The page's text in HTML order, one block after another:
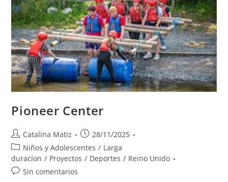
Pioneer Center
Autor
de
la
entrada:
Catalina Matiz
Publicación
de
la
28/11/2025
Categoría
de
la
Niños y Adolescentes / Larga
duracíon / Proyectos / Deportes / Reino Unido
Comentarios
Sin comentarios